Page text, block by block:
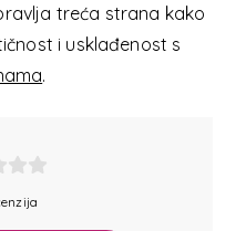
treća strana kako
i usklađenost s
.